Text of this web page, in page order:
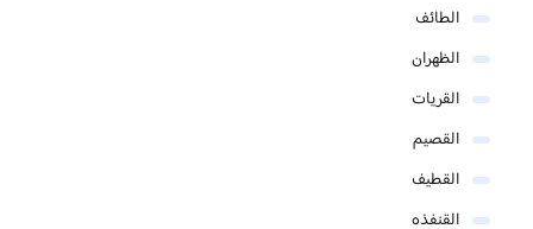
الطائف
الظهران
القريات
القصيم
القطيف
القنفذه